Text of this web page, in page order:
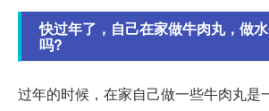
快过年了，自己在家做牛肉丸，做
吗?
过年的时候，在家自己做一些牛肉丸是